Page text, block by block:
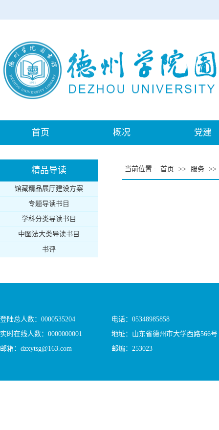
首页 概况 党建
精品导读
馆藏精品展厅建设方案
专题导读书目
学科分类导读书目
中图法大类导读书目
书评
当前位置 : 首页 >> 服务 >>
登陆总人数： 0000535204
实时在线人数： 0000000001
邮箱：dzxytsg@163.com
电话：05348985858
地址：山东省德州市大学西路566号
邮编：253023